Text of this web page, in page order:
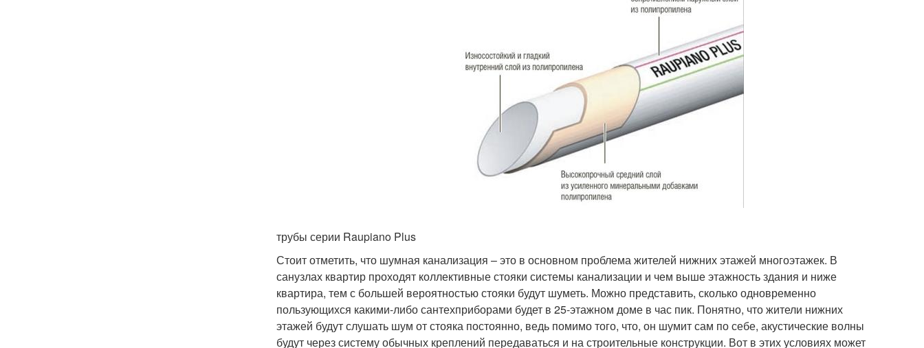
трубы серии Raupiano Plus
Стоит отметить, что шумная канализация – это в основном проблема жителей нижних этажей многоэтажек. В
санузлах квартир проходят коллективные стояки системы канализации и чем выше этажность здания и ниже
квартира, тем с большей вероятностью стояки будут шуметь. Можно представить, сколько одновременно
пользующихся какими-либо сантехприборами будет в 25-этажном доме в час пик. Понятно, что жители нижних
этажей будут слушать шум от стояка постоянно, ведь помимо того, что, он шумит сам по себе, акустические волны
будут через систему обычных креплений передаваться и на строительные конструкции. Вот в этих условиях может